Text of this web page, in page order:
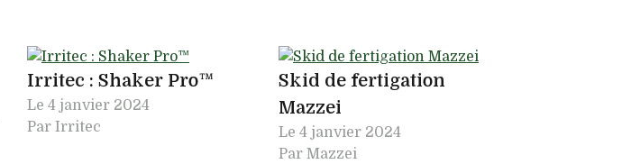
Irritec : Shaker Pro™
Le 4 janvier 2024
Par Irritec
Skid de fertigation
Mazzei
Le 4 janvier 2024
Par Mazzei